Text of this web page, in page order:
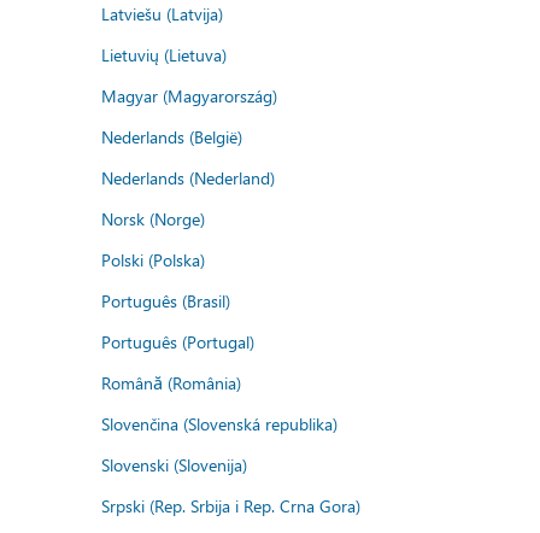
Latviešu (Latvija)
Lietuvių (Lietuva)
Magyar (Magyarország)
Nederlands (België)
Nederlands (Nederland)
Norsk (Norge)
Polski (Polska)
Português (Brasil)
Português (Portugal)
Română (România)
Slovenčina (Slovenská republika)
Slovenski (Slovenija)
Srpski (Rep. Srbija i Rep. Crna Gora)